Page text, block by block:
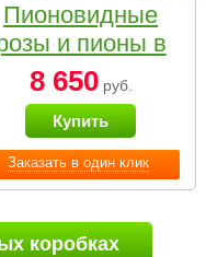
Заказать в один клик
Пионовидные
и пионы в
белой коробке
Small
8 650руб.
Купить
коробках